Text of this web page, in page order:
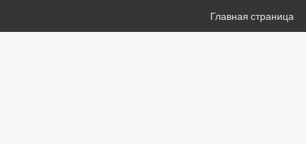
Главная страница